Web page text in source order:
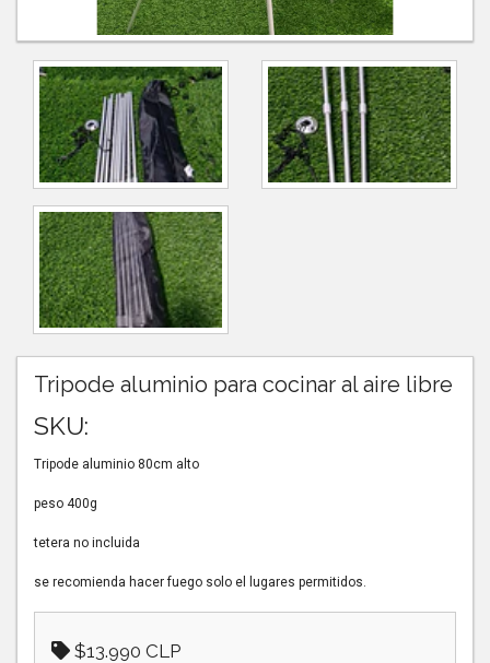
Tripode aluminio para cocinar al aire libre
SKU:
Tripode aluminio 80cm alto
peso 400g
tetera no incluida
se recomienda hacer fuego solo el lugares permitidos.
$13.990 CLP